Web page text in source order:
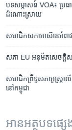
បទ​សម្ភាសន៍ VOA៖ ប្រធ
ដំណោះ​ស្រាយ
សមាជិក​សភា​អាស៊ាន​អំពាវន
សភា​ EU ​អនុម័ត​សេចក្តី​ស
សមាជិក​ព្រឹទ្ធសភា​អូស្ត្រា
នៅ​កម្ពុជា
អានអត្ថបទផ្ស